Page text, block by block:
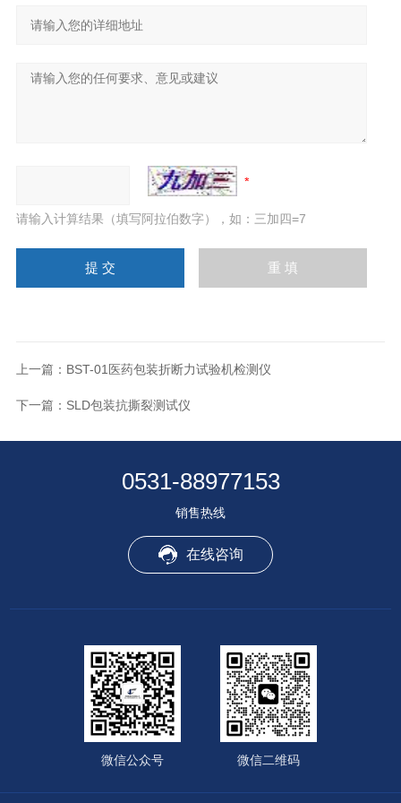
请输入计算结果（填写阿拉伯数字），如：三加四=7
上一篇： BST-01医药包装折断力试验机检测仪
下一篇： SLD包装抗撕裂测试仪
0531-88977153
销售热线
在线咨询
微信公众号 微信二维码